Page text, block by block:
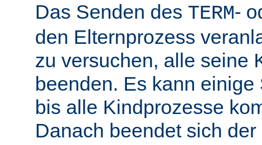
Das Senden des TERM-
den Elternprozess
zu versuchen, alle seine
beenden. Es kann
bis alle Kindprozesse
Danach beendet sich